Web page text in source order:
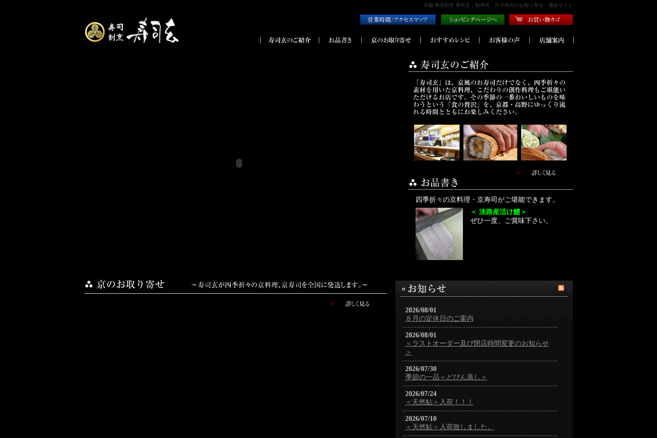
京都 寿司割烹 寿司玄｜鯖寿司、穴子寿司のお取り寄せ・通販サイト
四季折々の京料理・京寿司がご堪能できます。
＜ 淡路産活け鱧＞
ぜひ一度、ご賞味下さい。
2026/08/01
８月の定休日のご案内
2026/08/01
＜ラストオーダー及び閉店時間変更のお知らせ
＞
2026/07/30
季節の一品＜どびん蒸し＞
2026/07/24
＜天然鮎＞入荷！！！
2026/07/10
＜天然鮎＞入荷致しました。